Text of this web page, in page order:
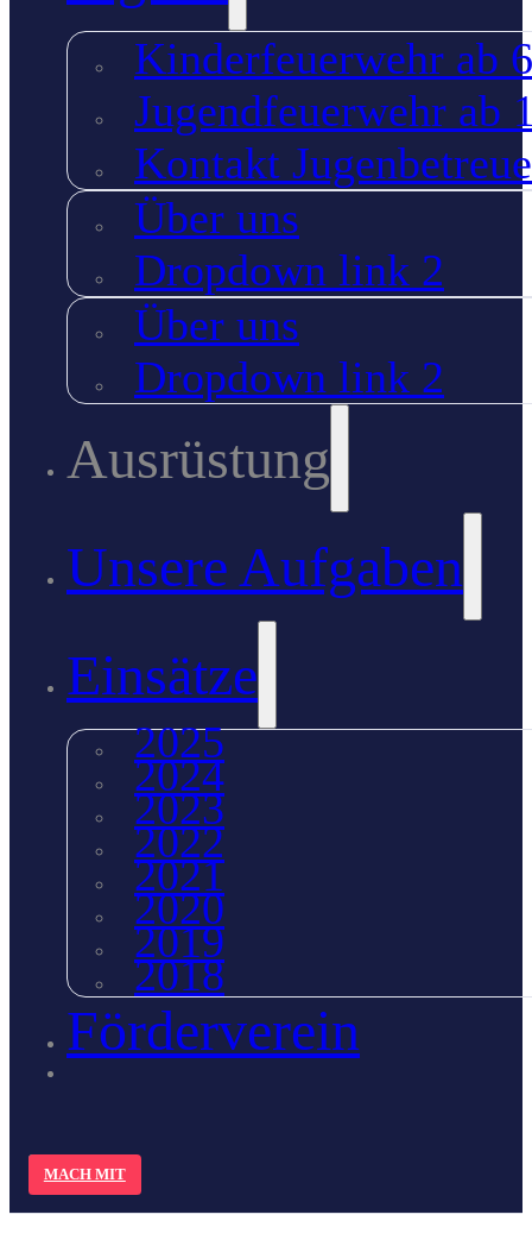
Kinderfeuerwehr ab
Jugendfeuerwehr ab
Kontakt
Über uns
Dropdown link 2
Über uns
Dropdown link 2
Ausrüstung
Unsere Aufgaben
Einsätze
2025
2024
2023
2022
2021
2020
2019
2018
Förderverein
MACH MIT